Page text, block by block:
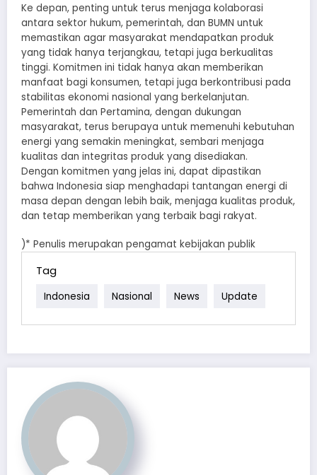
Ke depan, penting untuk terus menjaga kolaborasi
antara sektor hukum, pemerintah, dan BUMN untuk
memastikan agar masyarakat mendapatkan produk
yang tidak hanya terjangkau, tetapi juga berkualitas
tinggi. Komitmen ini tidak hanya akan memberikan
manfaat bagi konsumen, tetapi juga berkontribusi pada
stabilitas ekonomi nasional yang berkelanjutan.
Pemerintah dan Pertamina, dengan dukungan
masyarakat, terus berupaya untuk memenuhi kebutuhan
energi yang semakin meningkat, sembari menjaga
kualitas dan integritas produk yang disediakan.
Dengan komitmen yang jelas ini, dapat dipastikan
bahwa Indonesia siap menghadapi tantangan energi di
masa depan dengan lebih baik, menjaga kualitas produk,
dan tetap memberikan yang terbaik bagi rakyat.
)* Penulis merupakan pengamat kebijakan publik
Tag
Indonesia Nasional News Update